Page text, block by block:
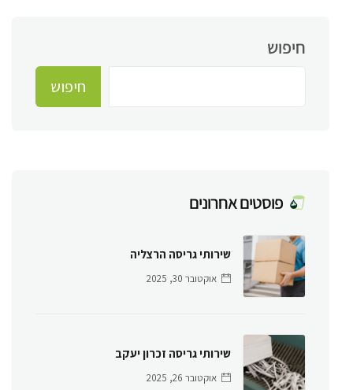
חיפוש
חיפוש
פוסטים אחרונים
שירותי גריסה הרצליה
אוקטובר 30, 2025
שירותי גריסה זכרון יעקב
אוקטובר 26, 2025